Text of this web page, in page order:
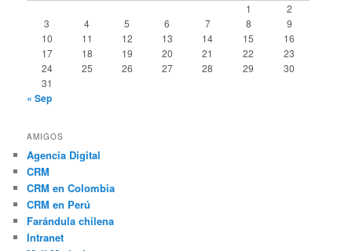
1
2
3
4 5 6 7 8
9
10
11 12 13 14 15
16
17
18 19 20 21 22
23
24
25 26 27 28 29
30
31
« Sep
AMIGOS
Agencia Digital
CRM
CRM en Colombia
CRM en Perú
Farándula chilena
Intranet